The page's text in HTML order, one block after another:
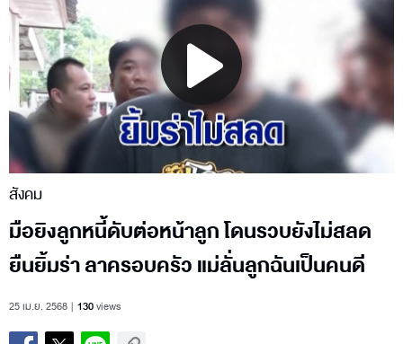
Play
Video
สังคม
มือยิงลูกหนี้ดับต่อหน้าลูก โดนรวบยังไม่สลด
ยืนยิ้มร่า ลาครอบครัว แม่ลั่นลูกฉันเป็นคนดี
25 เม.ย. 2568 130views